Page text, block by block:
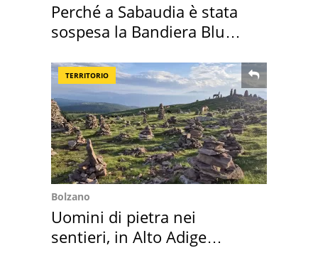
Perché a Sabaudia è stata
sospesa la Bandiera Blu
TERRITORIO
Bolzano
Uomini di pietra nei
sentieri, in Alto Adige